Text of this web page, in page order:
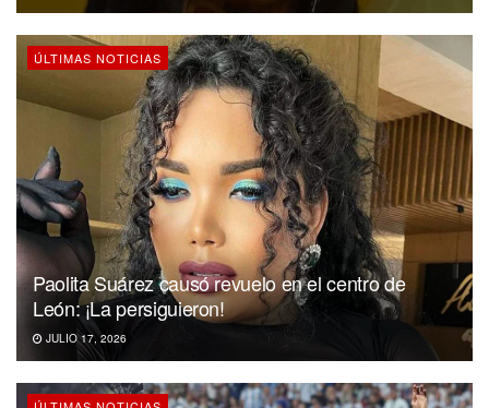
ÚLTIMAS NOTICIAS
Paolita Suárez causó revuelo en el centro de
León: ¡La persiguieron!
JULIO 17, 2026